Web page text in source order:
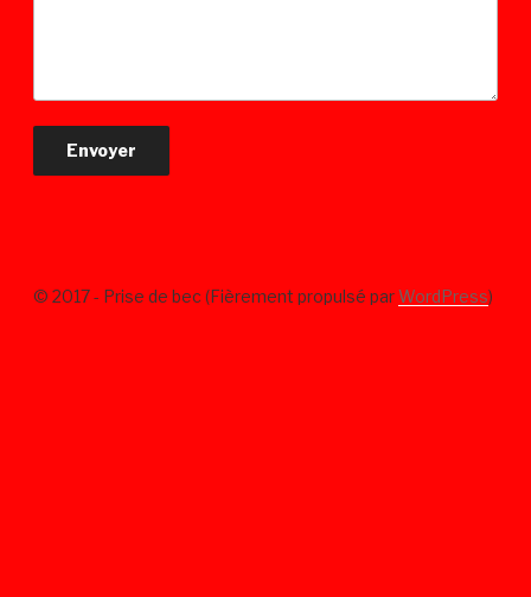
© 2017 - Prise de bec (Fièrement propulsé parWordPress)